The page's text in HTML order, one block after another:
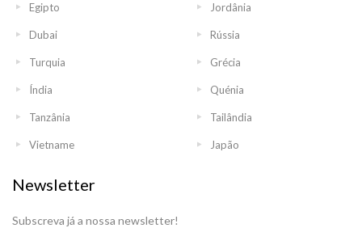
Egipto Jordânia
Dubai Rússia
Turquia Grécia
Índia Quénia
Tanzânia Tailândia
Vietname Japão
Newsletter
Subscreva já a nossa newsletter!